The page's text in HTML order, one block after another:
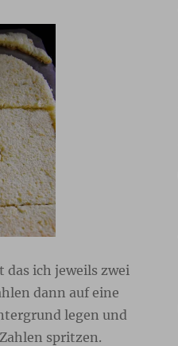
das ich jeweils zwei
dann auf eine
legen und
spritzen.